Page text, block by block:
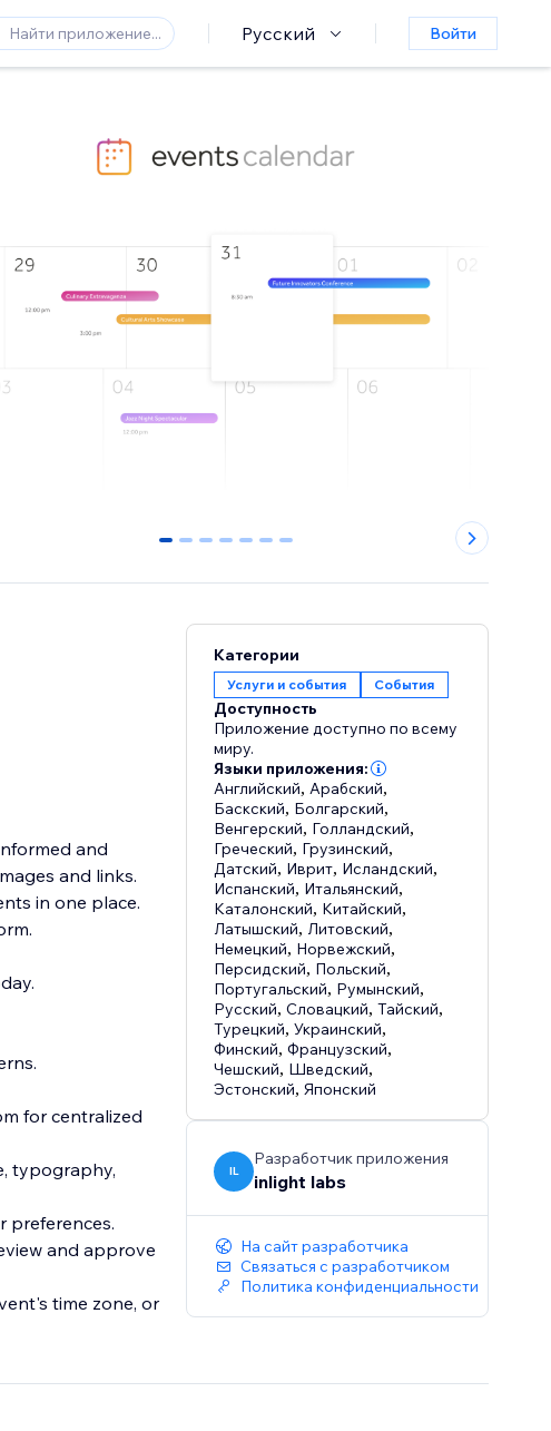
Русский Войти
0 1 2 3 4 5 6
and
and links.
in one place.
for centralized
typography,
preferences.
and approve
time zone, or
Категории
Услуги и события События
Доступность
Приложение доступно по всему
миру.
Языки приложения:
Английский, Арабский,
Баскский, Болгарский,
Венгерский, Голландский,
Греческий, Грузинский,
Датский, Иврит, Исландский,
Испанский, Итальянский,
Каталонский, Китайский,
Латышский, Литовский,
Немецкий, Норвежский,
Персидский, Польский,
Португальский, Румынский,
Русский,Словацкий,Тайский,
Турецкий,Украинский,
Финский,Французский,
Чешский, Шведский,
Эстонский,Японский
IL
Разработчик приложения
inlight labs
На сайт разработчика
Связаться с разработчиком
Политика конфиденциальности